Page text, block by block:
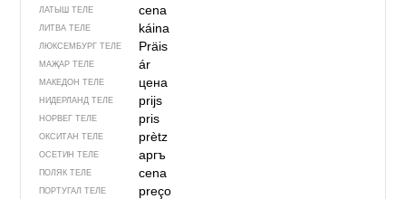
ЛАТЫШ ТЕЛЕ cena
ЛИТВА ТЕЛЕ káina
ЛЮКСЕМБУРГ ТЕЛЕ Präis
МАҖАР ТЕЛЕ ár
МАКЕДОН ТЕЛЕ цена
НИДЕРЛАНД ТЕЛЕ prijs
НОРВЕГ ТЕЛЕ pris
ОКСИТАН ТЕЛЕ prètz
ОСЕТИН ТЕЛЕ аргъ
ПОЛЯК ТЕЛЕ cena
ПОРТУГАЛ ТЕЛЕ preço